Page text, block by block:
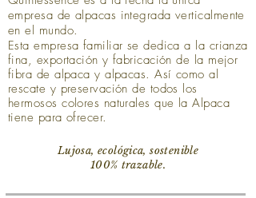
empresa de alpacas integrada verticalmente
en el mundo.
Esta empresa familiar se dedica a la crianza
fina, exportación y fabricación de la mejor
fibra de alpaca y alpacas. Así como al
rescate y preservación de todos los
hermosos colores naturales que la Alpaca
tiene para ofrecer.
Lujosa, ecológica, sostenible
100% trazable.